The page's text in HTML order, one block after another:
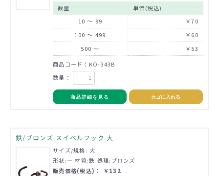
数量
単価(税込)
10 ～ 99
￥70
100 ～ 499
￥60
500 ～
￥53
商品コード：KO-343B
数量：
商品詳細を見る カゴに入れる
鉄/ブロンズ スイベルフック 大
サイズ/規格: 大
形状:― 材質:鉄 処理:ブロンズ
販売価格(税込)： ￥132